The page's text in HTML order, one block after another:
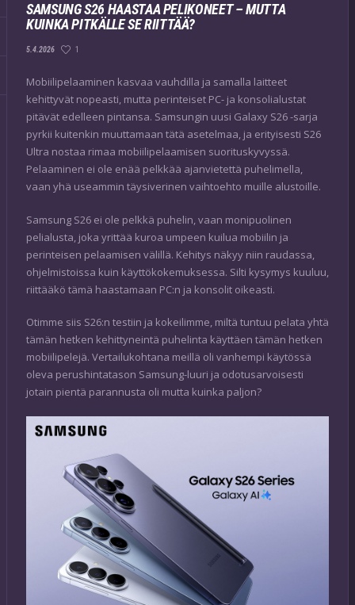
SAMSUNG S26 HAASTAA PELIKONEET – MUTTA
KUINKA PITKÄLLE SE RIITTÄÄ?
5.4.2026 1
Mobiilipelaaminen kasvaa vauhdilla ja samalla laitteet
kehittyvät nopeasti, mutta perinteiset PC- ja konsolialustat
pitävät edelleen pintansa. Samsungin uusi Galaxy S26 -sarja
pyrkii kuitenkin muuttamaan tätä asetelmaa, ja erityisesti S26
Ultra nostaa rimaa mobiilipelaamisen suorituskyvyssä.
Pelaaminen ei ole enää pelkkää ajanvietettä puhelimella,
vaan yhä useammin täysiverinen vaihtoehto muille alustoille.
Samsung S26 ei ole pelkkä puhelin, vaan monipuolinen
pelialusta, joka yrittää kuroa umpeen kuilua mobiilin ja
perinteisen pelaamisen välillä. Kehitys näkyy niin raudassa,
ohjelmistoissa kuin käyttökokemuksessa. Silti kysymys kuuluu,
riittääkö tämä haastamaan PC:n ja konsolit oikeasti.
Otimme siis S26:n testiin ja kokeilimme, miltä tuntuu pelata yhtä
tämän hetken kehittyneintä puhelinta käyttäen tämän hetken
mobiilipelejä. Vertailukohtana meillä oli vanhempi käytössä
oleva perushintatason Samsung-luuri ja odotusarvoisesti
jotain pientä parannusta oli mutta kuinka paljon?